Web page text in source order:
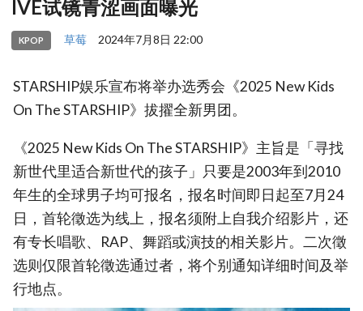
IVE试镜青涩画面曝光
KPOP 草莓 2024年7月8日 22:00
STARSHIP娱乐宣布将举办选秀会《2025 New Kids
On The STARSHIP》拔擢全新男团。
《2025 New Kids On The STARSHIP》主旨是「寻找
新世代里适合新世代的孩子」只要是2003年到2010
年生的全球男子均可报名，报名时间即日起至7月24
日，首轮徵选为线上，报名须附上自我介绍影片，还
有专长唱歌、RAP、舞蹈或演技的相关影片。二次徵
选则仅限首轮徵选通过者，将个别通知详细时间及举
行地点。